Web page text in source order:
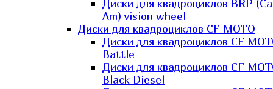
Диски для квадроциклов BRP
Am) vision wheel
Диски для квадроциклов CF MOTO
Диски для квадроциклов CF
Battle
Диски для квадроциклов CF
Black Diesel